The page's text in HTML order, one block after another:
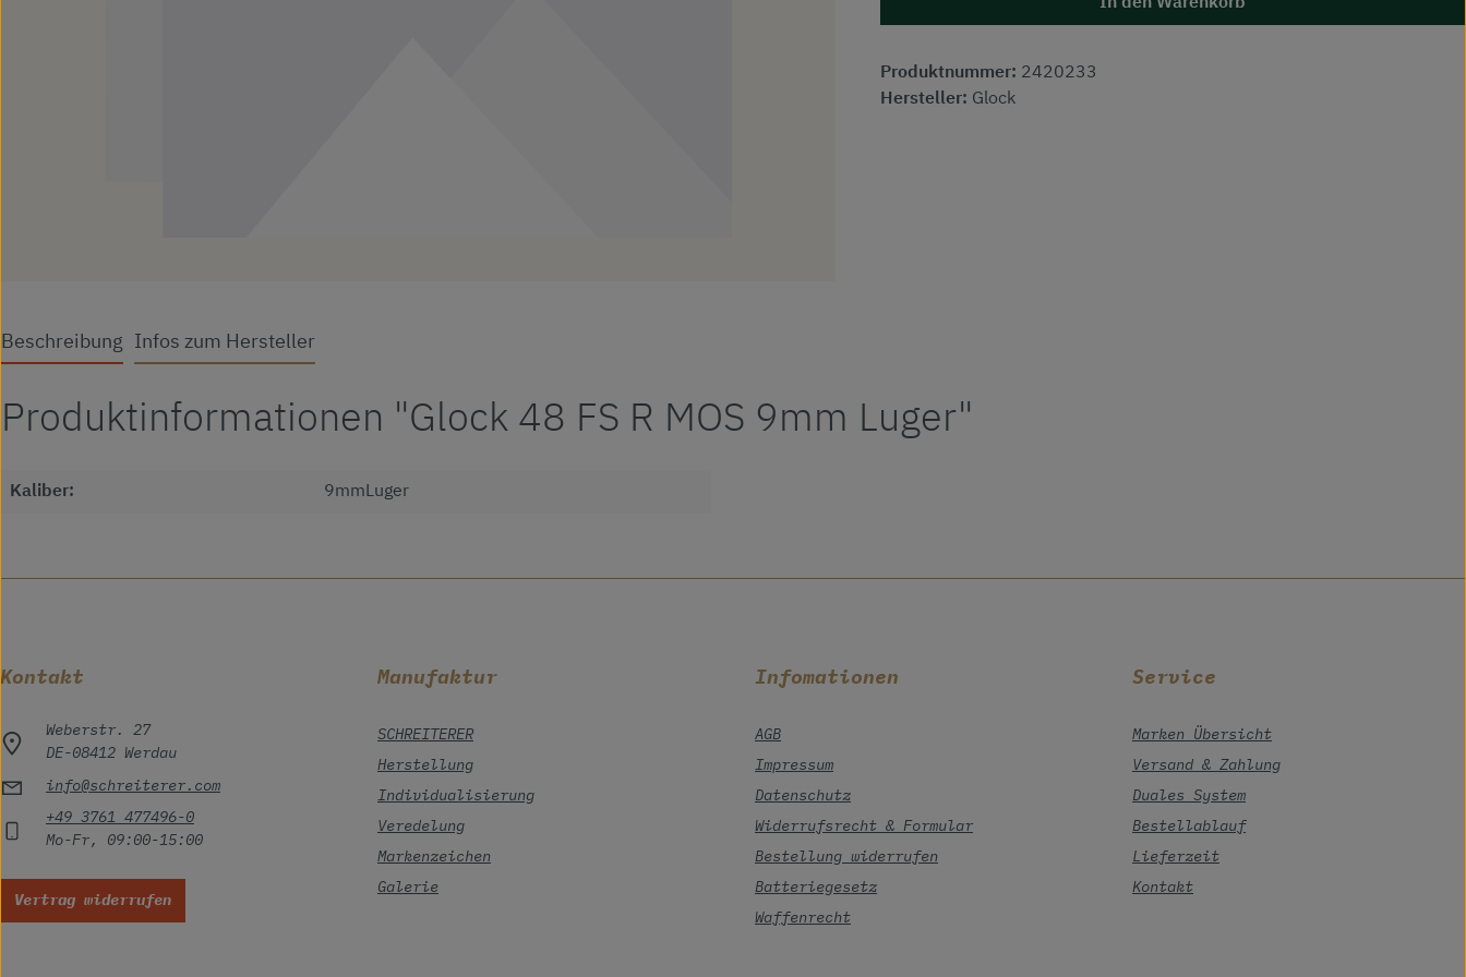
Produktnummer: 2420233
Hersteller: Glock
Beschreibung Infos zum Hersteller
Produktinformationen "Glock 48 FS R MOS 9mm Luger"
Kaliber: 9mmLuger
Kontakt
Weberstr. 27
DE-08412 Werdau
info@schreiterer.com
+49 3761 477496-0
Mo-Fr, 09:00-15:00
Vertrag widerrufen
Manufaktur
SCHREITERER
Herstellung
Individualisierung
Veredelung
Markenzeichen
Galerie
Infomationen
AGB
Impressum
Datenschutz
Widerrufsrecht & Formular
Bestellung widerrufen
Batteriegesetz
Waffenrecht
Service
Marken Übersicht
Versand & Zahlung
Duales System
Bestellablauf
Lieferzeit
Kontakt